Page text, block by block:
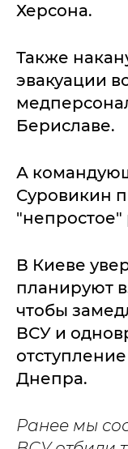
Херсона.
Также
эвакуации
Бериславе.
А
Суровикин
В Киеве
планируют
чтобы
ВСУ и
Днепра.
Ранее мы